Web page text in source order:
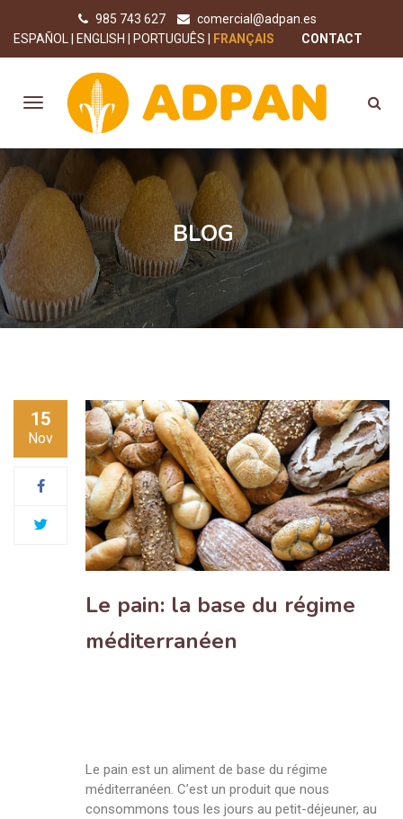
985 743 627
comercial@adpan.es
CONTACT
ESPAÑOL ENGLISH PORTUGUÊS FRANÇAIS
BLOG
15
Nov
Le pain: la base du régime
méditerranéen
Le pain est un aliment de base du régime
méditerranéen. C’est un produit que nous
consommons tous les jours au petit-déjeuner, au